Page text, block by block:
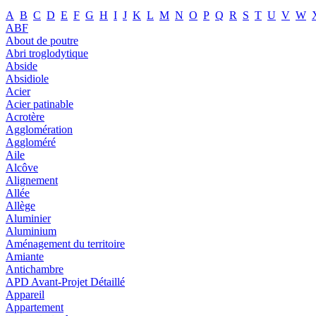
A B C D E F G H I J K L M N O P Q R S T U V W
ABF
About de poutre
Abri troglodytique
Abside
Absidiole
Acier
Acier patinable
Acrotère
Agglomération
Aggloméré
Aile
Alcôve
Alignement
Allée
Allège
Aluminier
Aluminium
Aménagement du territoire
Amiante
Antichambre
APD Avant-Projet Détaillé
Appareil
Appartement